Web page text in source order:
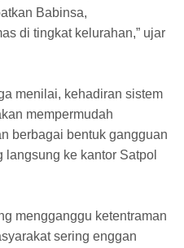
Babinsa,
di tingkat kelurahan,” ujar
menilai, kehadiran sistem
mempermudah
berbagai bentuk gangguan
langsung ke kantor Satpol
mengganggu ketentraman
sering enggan